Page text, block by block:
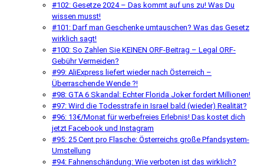
#102: Gesetze 2024 – Das kommt auf uns zu! Was Du
wissen musst!
#101: Darf man Geschenke umtauschen? Was das Gesetz
wirklich sagt!
#100: So Zahlen Sie KEINEN ORF-Beitrag – Legal ORF-
Gebühr Vermeiden?
#99: AliExpress liefert wieder nach Österreich –
Überraschende Wende ?!
#98: GTA 6 Skandal: Echter Florida Joker fordert Millionen!
#97: Wird die Todesstrafe in Israel bald (wieder) Realität?
#96: 13€/Monat für werbefreies Erlebnis! Das kostet dich
jetzt Facebook und Instagram
#95: 25 Cent pro Flasche: Österreichs große Pfandsystem-
Umstellung
#94: Fahnenschändung: Wie verboten ist das wirklich?